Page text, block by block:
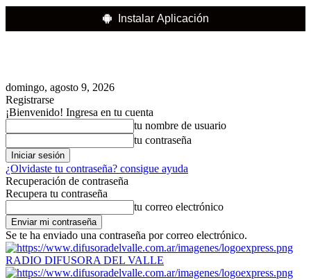
Instalar Aplicación
domingo, agosto 9, 2026
Registrarse
¡Bienvenido! Ingresa en tu cuenta
tu nombre de usuario
tu contraseña
¿Olvidaste tu contraseña? consigue ayuda
Recuperación de contraseña
Recupera tu contraseña
tu correo electrónico
Se te ha enviado una contraseña por correo electrónico.
RADIO DIFUSORA DEL VALLE